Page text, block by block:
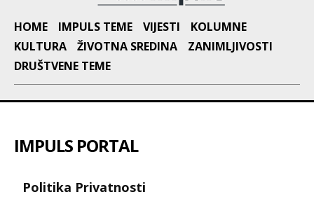
HOME IMPULS TEME VIJESTI
KOLUMNE
KULTURA
ŽIVOTNA SREDINA
ZANIMLJIVOSTI
DRUŠTVENE TEME
IMPULS PORTAL
Politika Privatnosti